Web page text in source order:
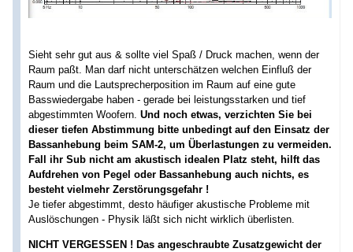
Sieht sehr gut aus & sollte viel Spaß / Druck machen, wenn der
Raum paßt. Man darf nicht unterschätzen welchen Einfluß der
Raum und die Lautsprecherposition im Raum auf eine gute
Basswiedergabe haben - gerade bei leistungsstarken und tief
abgestimmten Woofern. Und noch etwas, verzichten Sie bei
dieser tiefen Abstimmung bitte unbedingt auf den Einsatz der
Bassanhebung beim SAM-2, um Überlastungen zu vermeiden.
Fall ihr Sub nicht am akustisch idealen Platz steht, hilft das
Aufdrehen von Pegel oder Bassanhebung auch nichts, es
besteht vielmehr Zerstörungsgefahr !
Je tiefer abgestimmt, desto häufiger akustische Probleme mit
Auslöschungen - Physik läßt sich nicht wirklich überlisten.
NICHT VERGESSEN ! Das angeschraubte Zusatzgewicht der